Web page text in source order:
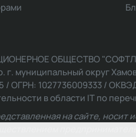
ОБЩЕСТВО
г. муниципальный округ
/ ОГРН: 1027736009333 /
в области IT по
на сайте, носит